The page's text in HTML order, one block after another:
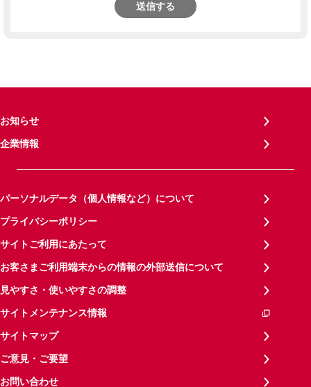
送信する
お知らせ
企業情報
パーソナルデータ（個人情報など）について
プライバシーポリシー
サイトご利用にあたって
お客さまご利用端末からの情報の外部送信について
見やすさ・使いやすさの調整
サイトメンテナンス情報
サイトマップ
ご意見・ご要望
お問い合わせ